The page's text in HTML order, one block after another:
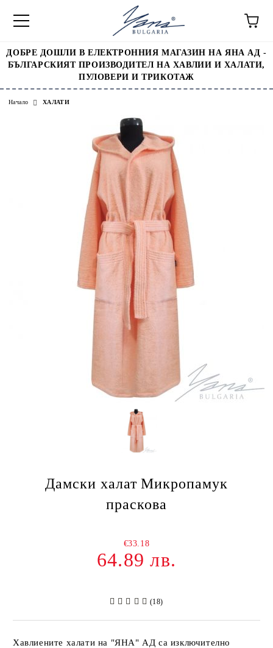
ДОБРЕ ДОШЛИ В ЕЛЕКТРОННИЯ МАГАЗИН НА ЯНА АД -
БЪЛГАРСКИЯТ ПРОИЗВОДИТЕЛ НА ХАВЛИИ И ХАЛАТИ,
ПУЛОВЕРИ И ТРИКОТАЖ
Начало ХАЛАТИ
Дамски халат Микропамук
праскова
€33.18
64.89 лв.
(18)
Хавлиените халати на "ЯНА" АД са изключително